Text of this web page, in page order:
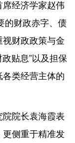
经济学家赵伟
的财政赤字、债
财政政策与金
贴息”以及担保
类经营主体的
院长袁海霞表
更侧重于精准发